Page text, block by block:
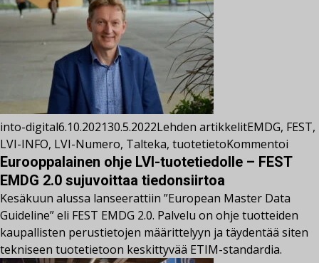
into-digital6.10.202130.5.2022Lehden artikkelitEMDG, FEST,
LVI-INFO, LVI-Numero, Talteka, tuotetietoKommentoi
Eurooppalainen ohje LVI-tuotetiedolle – FEST
EMDG 2.0 sujuvoittaa tiedonsiirtoa
Kesäkuun alussa lanseerattiin ”European Master Data
Guideline” eli FEST EMDG 2.0. Palvelu on ohje tuotteiden
kaupallisten perustietojen määrittelyyn ja täydentää siten
tekniseen tuotetietoon keskittyvää ETIM-standardia.